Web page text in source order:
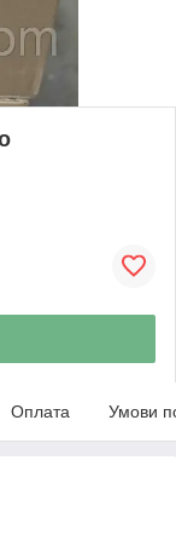
Оплата Умови